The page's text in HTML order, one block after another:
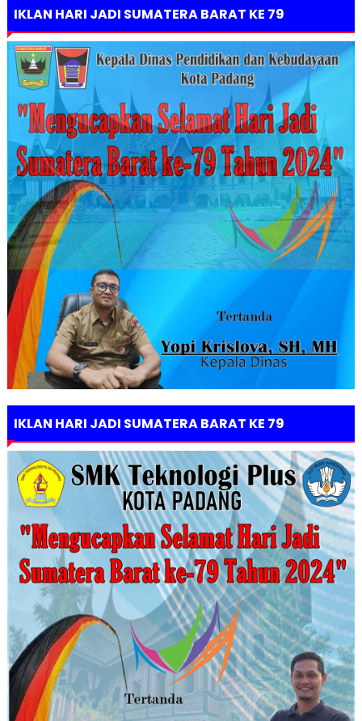
IKLAN HARI JADI SUMATERA BARAT KE 79
IKLAN HARI JADI SUMATERA BARAT KE 79